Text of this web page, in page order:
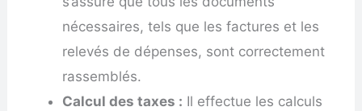
nécessaires, tels que les factures et les
relevés de dépenses, sont correctement
rassemblés.
Calcul des taxes : Il effectue les calculs